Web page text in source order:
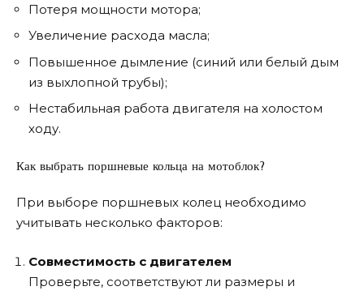
Потеря мощности мотора;
Увеличение расхода масла;
Повышенное дымление (синий или белый дым
из выхлопной трубы);
Нестабильная работа двигателя на холостом
ходу.
Как выбрать поршневые кольца на мотоблок?
При выборе поршневых колец необходимо
учитывать несколько факторов:
Совместимость с двигателем
Проверьте, соответствуют ли размеры и